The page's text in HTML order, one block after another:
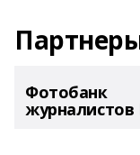
Фотобанк
журналистов